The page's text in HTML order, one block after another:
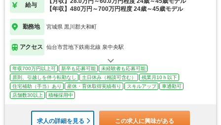
給与
【年収】480万円～700万円程度 24歳～45歳モデル
勤務地 宮城県 黒川郡大和町
アクセス 仙台市営地下鉄南北線 泉中央駅
年収700万円以上可 新卒も応募可能
未経験者も応募可能
原則、引越しを伴う転勤なし
土日休み（相談可含む）
残業月10ｈ以下
住宅補助（手当）あり
産休・育休取得実績有り スキルアップ
車通勤可
店舗数30以上
積極採用中
求人の詳細を見る この求人に興味がある